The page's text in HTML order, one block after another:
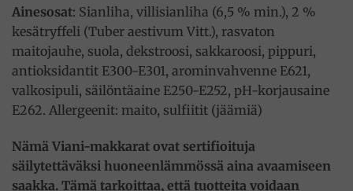
Ainesosat: Sianliha, villisianliha (6,5 % min.), 2 %
kesätryffeli (Tuber aestivum Vitt.), rasvaton
maitojauhe, suola, dekstroosi, sakkaroosi, pippuri,
antioksidantit E300-E301, arominvahvenne E621,
valkosipuli, säilöntäaine E250-E252, pH-korjausaine
E262. Allergeenit: maito, sulfiitit (jäämiä)
Nämä Viani-makkarat ovat sertifioituja
säilytettäväksi huoneenlämmössä aina avaamiseen
saakka. Tämä tarkoittaa, että tuotteita voidaan